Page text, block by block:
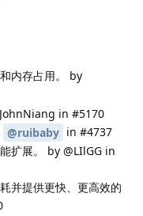
内存占用。 by
in #5170
@ruibaby in #4737
扩展。 by @LIlGG in
并提供更快、更高效的